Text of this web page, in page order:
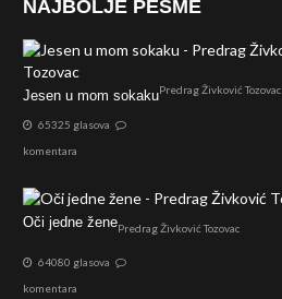
NAJBOLJE PESME
Jesen u mom sokakuPredrag Živković Tozovac
65325 glasova
komentara
Oči jedne ženePredrag Živković Tozovac
64080 glasova
komentara